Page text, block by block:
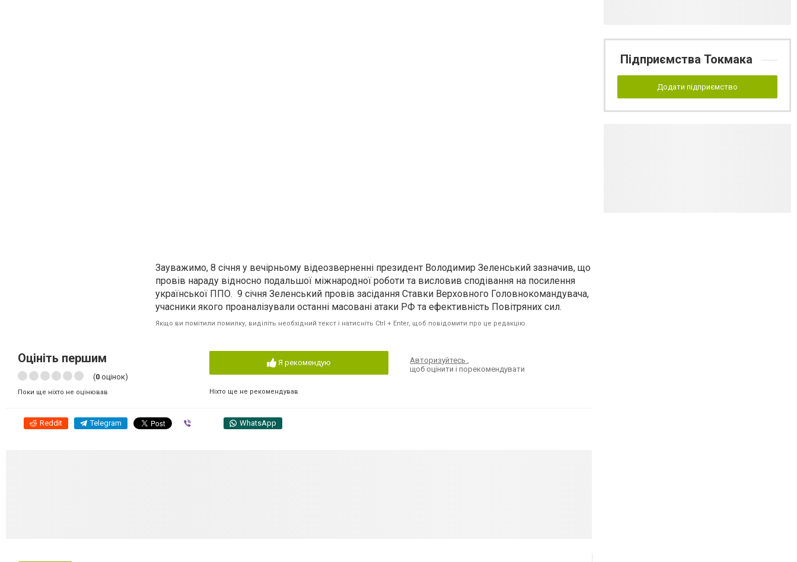
Зауважимо, 8 січня у вечірньому відеозверненні президент Володимир Зеленський зазначив, що
провів нараду відносно подальшої міжнародної роботи та висловив сподівання на посилення
української ППО. 9 січня Зеленський провів засідання Ставки Верховного Головнокомандувача,
учасники якого проаналізували останні масовані атаки РФ та ефективність Повітряних сил.
Якщо ви помітили помилку, виділіть необхідний текст і натисніть Ctrl + Enter, щоб повідомити про це редакцію
Оцініть першим
(0 оцінок)
Поки ще ніхто не оцінював
Я рекомендую
Ніхто ще не рекомендував
Авторизуйтесь
щоб оцінити і порекомендувати
Reddit Telegram WhatsApp
Підприємства Токмака
Додати підприємство